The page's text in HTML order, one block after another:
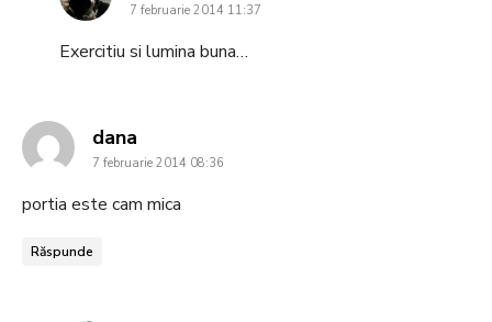
7 februarie 2014 11:37
Exercitiu si lumina buna…
dana
7 februarie 2014 08:36
portia este cam mica
Răspunde